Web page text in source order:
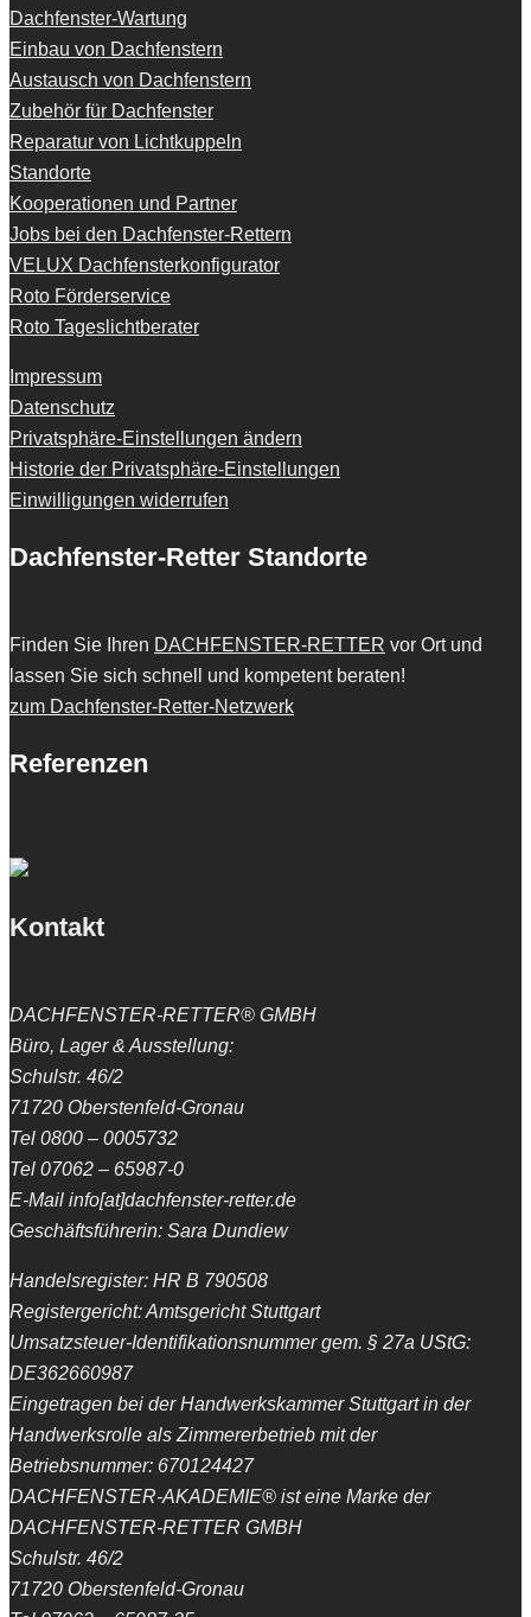
Dachfenster-Wartung
Einbau von Dachfenstern
Austausch von Dachfenstern
Zubehör für Dachfenster
Reparatur von Lichtkuppeln
Standorte
Kooperationen und Partner
Jobs bei den Dachfenster-Rettern
VELUX Dachfensterkonfigurator
Roto Förderservice
Roto Tageslichtberater
Impressum
Datenschutz
Privatsphäre-Einstellungen ändern
Historie der Privatsphäre-Einstellungen
Einwilligungen widerrufen
Dachfenster-Retter Standorte
Finden Sie Ihren DACHFENSTER-RETTER vor Ort und
lassen Sie sich schnell und kompetent beraten!
zum Dachfenster-Retter-Netzwerk
Referenzen
Kontakt
DACHFENSTER-RETTER® GMBH
Büro, Lager & Ausstellung:
Schulstr. 46/2
71720 Oberstenfeld-Gronau
Tel 0800 – 0005732
Tel 07062 – 65987-0
E-Mail info[at]dachfenster-retter.de
Geschäftsführerin: Sara Dundiew
Handelsregister: HR B 790508
Registergericht: Amtsgericht Stuttgart
Umsatzsteuer-Identifikationsnummer gem. § 27a UStG:
DE362660987
Eingetragen bei der Handwerkskammer Stuttgart in der
Handwerksrolle als Zimmererbetrieb mit der
Betriebsnummer: 670124427
DACHFENSTER-AKADEMIE® ist eine Marke der
DACHFENSTER-RETTER GMBH
Schulstr. 46/2
71720 Oberstenfeld-Gronau